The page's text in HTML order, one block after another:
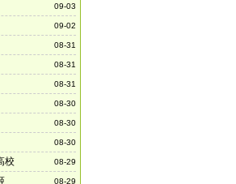
09-03
09-02
08-31
08-31
08-31
08-30
08-30
08-30
08-29
校
08-29